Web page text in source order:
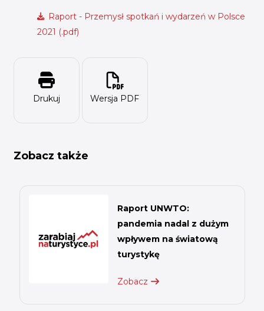
Raport - Przemysł spotkań i wydarzeń w Polsce
2021 (.pdf)
Drukuj Wersja PDF
Zobacz także
Raport UNWTO:
pandemia nadal z dużym
wpływem na światową
turystykę
Zobacz